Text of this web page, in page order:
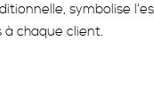
symbolise
à chaque client.